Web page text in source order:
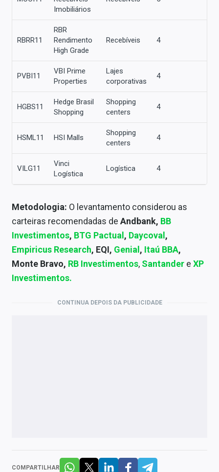
Imobiliários
RBRR11
RBR
Rendimento
High Grade
Recebíveis 4
PVBI11
VBI Prime
Properties
Lajes
corporativas
4
HGBS11
Hedge Brasil
Shopping
Shopping
centers
4
HSML11 HSI Malls
Shopping
centers
4
VILG11
Vinci
Logística
Logística 4
Metodologia: O levantamento considerou as
carteiras recomendadas de Andbank, BB
Investimentos, BTG Pactual , Daycoval ,
Empiricus Research, EQI, Genial , Itaú BBA,
Monte Bravo, RB Investimentos, Santander e XP
Investimentos.
CONTINUA DEPOIS DA PUBLICIDADE
COMPARTILHAR